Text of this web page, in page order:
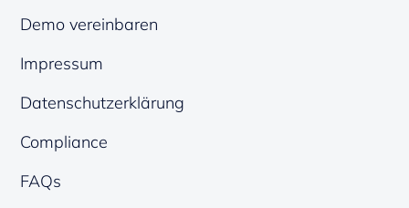
Demo vereinbaren
Impressum
Datenschutzerklärung
Compliance
FAQs